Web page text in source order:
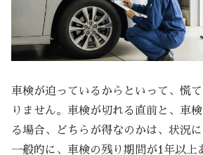
車検が迫っているからといって、慌
りません。車検が切れる直前と、車
る場合、どちらが得なのかは、状況
一般的に、車検の残り期間が1年以上